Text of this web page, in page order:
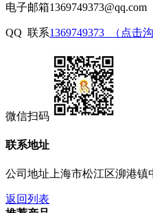
电子邮箱1369749373@qq.com
QQ 联系1369749373 （点击沟
微信扫码
联系地址
公司地址上海市松江区泖港镇
返回列表